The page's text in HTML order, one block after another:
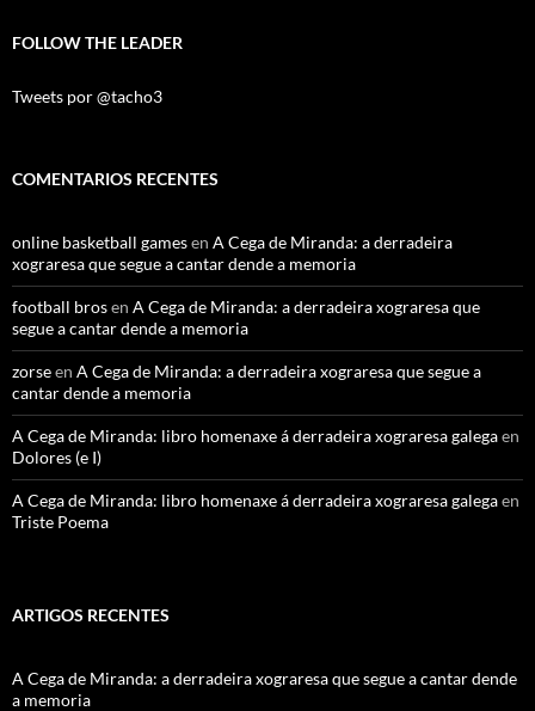
FOLLOW THE LEADER
Tweets por @tacho3
COMENTARIOS RECENTES
online basketball gamesen A Cega de Miranda: a derradeira
xograresa que segue a cantar dende a memoria
football brosen A Cega de Miranda: a derradeira xograresa que
segue a cantar dende a memoria
zorseen A Cega de Miranda: a derradeira xograresa que segue a
cantar dende a memoria
A Cega de Miranda: libro homenaxe á derradeira xograresa galegaen
Dolores (e I)
A Cega de Miranda: libro homenaxe á derradeira xograresa galegaen
Triste Poema
ARTIGOS RECENTES
A Cega de Miranda: a derradeira xograresa que segue a cantar dende
a memoria